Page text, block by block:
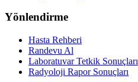
Yönlendirme
Hasta Rehberi
Randevu Al
Laboratuvar Tetkik Sonuçları
Radyoloji Rapor Sonuçları